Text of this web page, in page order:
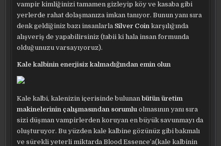
vampir kimliğinizi tamamen gizleyip köy ve kasaba gibi
yerlerde rahat dolaşmanıza imkan tanıyor. Bunun yanı sıra
denk geldiğiniz bazı insanlarla Silver Coin karşılığında
alışveriş de yapabilirsiniz (tabii ki hala insan formunda
olduğunuzu varsayıyoruz).
Kale kalbinin enerjisiz kalmadığından emin olun
Kale kalbi, kalenizin içerisinde bulunanbütün üretim
makinelerinin çalışmasından sorumluolmasının yanı sıra
sizi düşman vampirlerden koruyan en büyük savunmayı da
oluşturuyor. Bu yüzden kale kalbine gözünüz gibi bakmalı
ve sürekli yeterli miktarda Blood Essence’a(kale kalbinin